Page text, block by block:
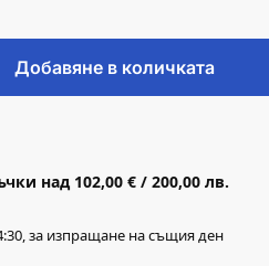
Добавяне в количката
над 102,00 € / 200,00 лв.
за изпращане на същия ден